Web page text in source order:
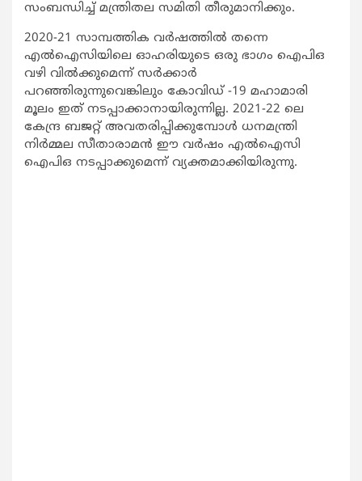
സംബന്ധിച്ച് മന്ത്രിതല സമിതി തീരുമാനിക്കും.
2020-21 സാമ്പത്തിക വര്‍ഷത്തില്‍ തന്നെ
എല്‍ഐസിയിലെ ഓഹരിയുടെ ഒരു ഭാഗം ഐപിഒ
വഴി വില്‍ക്കുമെന്ന് സര്‍ക്കാര്‍
പറഞ്ഞിരുന്നുവെങ്കിലും കോവിഡ് -19 മഹാമാരി
മൂലം ഇത് നടപ്പാക്കാനായിരുന്നില്ല. 2021-22 ലെ
കേന്ദ്ര ബജറ്റ് അവതരിപ്പിക്കുമ്പോള്‍ ധനമന്ത്രി
നിര്‍മ്മല സീതാരാമന്‍ ഈ വര്‍ഷം എല്‍ഐസി
ഐപിഒ നടപ്പാക്കുമെന്ന് വ്യക്തമാക്കിയിരുന്നു.